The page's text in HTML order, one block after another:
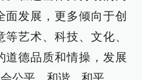
面发展，更多倾向于创
艺术、科技、文化、
道德品质和情操，发展